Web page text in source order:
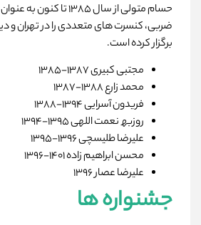
حسام متولی از سال ۱۳۸۵ تا
ضربی، کنسرت ھای متعددی را در تھران و
برگزار کرده است.
مجتبی کبیری ۱۳۸۷-۱۳۸۵
محمد زارع ۱۳۸۸-۱۳۸۷
فریدون آسرایی ۱۳۹۴-۱۳۸۸
روزبھ نعمت اللھی ۱۳۹۵-۱۳۹۴
علیرضا طلیسچی ۱۳۹۶-۱۳۹۵
محسن ابراھیم زاده ۱۴۰۱-۱۳۹۶
علیرضا عصار ۱۳۹۶
جشنواره ھا